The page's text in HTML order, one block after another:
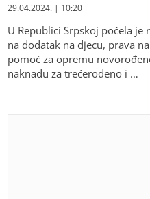
29.04.2024. | 10:20
U Republici Srpskoj počela je
na dodatak na djecu, prava
pomoć za opremu
naknadu za trećerođeno i …